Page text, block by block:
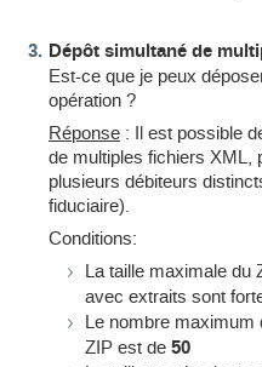
Dépôt simultané de
Est-ce que je peux
opération ?
Réponse : Il est possible
de multiples fichiers XML,
plusieurs débiteurs
fiduciaire).
Conditions:
La taille maximale du
avec extraits sont
Le nombre maximum
ZIP est de 50